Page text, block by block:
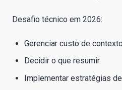
Desafio técnico em 2026:
Gerenciar custo de
Decidir o que resumir.
Implementar estratégias